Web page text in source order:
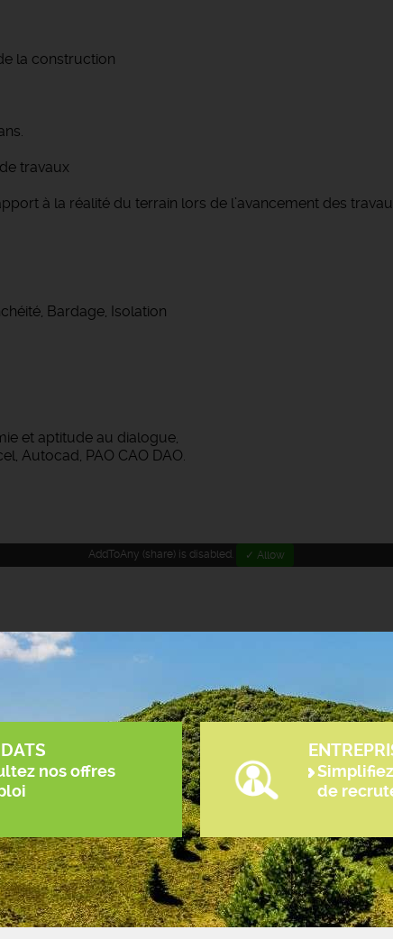
la construction
travaux
à la réalité du terrain lors de l’avancement des
Bardage, Isolation
et aptitude au dialogue,
Autocad, PAO CAO DAO.
AddToAny (share) is disabled. ✓ Allow
nos offres
de